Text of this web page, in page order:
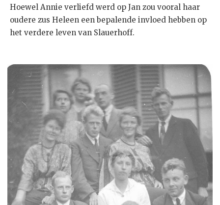
Hoewel Annie verliefd werd op Jan zou vooral haar
oudere zus Heleen een bepalende invloed hebben op
het verdere leven van Slauerhoff.